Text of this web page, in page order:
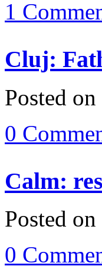
1
Cluj:
Posted
0
Calm:
Posted
0